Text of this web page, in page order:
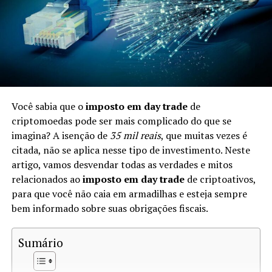
Impostos sobre Criptomoedas no
Brasil
No Brasil, a Receita Federal considera as criptomoedas
comopatrimônio. Isso significa que, ao trocá-las, você
pode estar sujeito à tributação. As leis fiscais brasileiras
determinam que quaisquer ganhos gerados na venda ou
troca de ativos digitais devem ser reportados e podem
ser tributados.
Quando a Troca de Criptomoedas é
Tributável?
ganho de capital. De acordo com a Receita Federal, você
precisa calcular se o valor da criptomoeda recebida é
superior ao custo da criptomoeda que você deu. Se sim,
Você sabia que oimposto em day tradede
criptomoedas pode ser mais complicado do que se
imagina? A isenção de 35 mil reais, que muitas vezes é
citada, não se aplica nesse tipo de investimento. Neste
artigo, vamos desvendar todas as verdades e mitos
relacionados aoimposto em day tradede criptoativos,
para que você não caia em armadilhas e esteja sempre
bem informado sobre suas obrigações fiscais.
Sumário